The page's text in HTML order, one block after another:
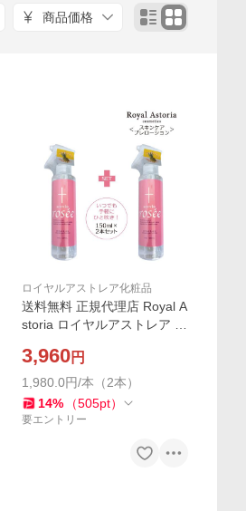
商品価格
ロイヤルアストレア化粧品
送料無料 正規代理店 Royal A
storia ロイヤルアストレア sc
プレーボトル 2本セット スキ
ンケア プレローション
3,960円
1,980.0円/本（2本）
14% （505pt）
要エントリー